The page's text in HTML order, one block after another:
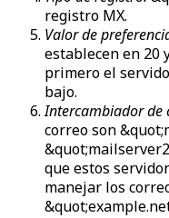
registro MX.
Valor de
establecen en 20
primero el
bajo.
Intercambiador de
correo son
que estos
manejar los